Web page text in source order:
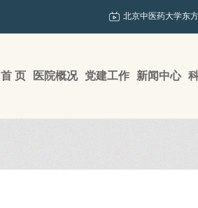
北京中医药大学东
首 页 医院概况 党建工作 新闻中心